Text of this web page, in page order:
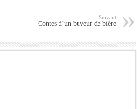
Suivant
Contes d’un buveur de bière